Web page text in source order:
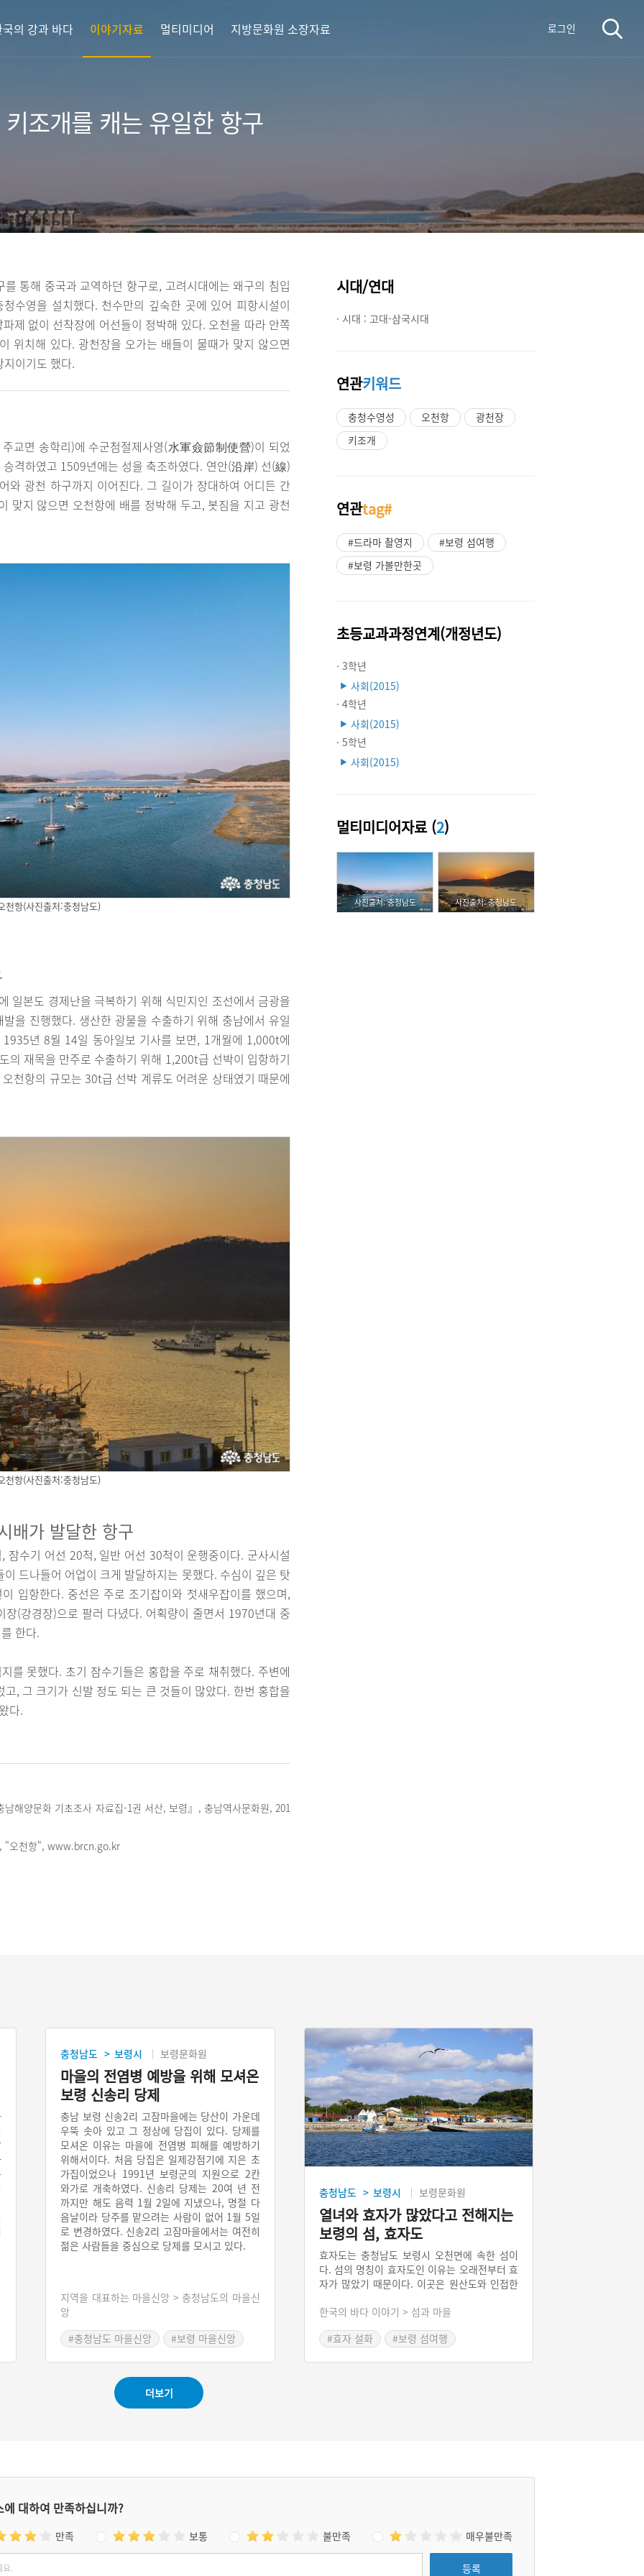
의 강과 바다 이야기자료 멀티미디어 지방문화원 소장자료 로그인
조개를 캐는 유일한 항구
통해 중국과 교역하던 항구로, 고려시대에는 왜구의 침입
수영을 설치했다. 천수만의 깊숙한 곳에 있어 피항시설이
제 없이 선착장에 어선들이 정박해 있다. 오천을 따라 안쪽
위치해 있다. 광천장을 오가는 배들이 물때가 맞지 않으면
이기도 했다.
교면 송학리)에 수군첨절제사영(水軍僉節制使營)이 되었
격하였고 1509년에는 성을 축조하였다. 연안(沿岸) 선(線)
와 광천 하구까지 이어진다. 그 길이가 장대하여 어디든 간
맞지 않으면 오천항에 배를 정박해 두고, 봇짐을 지고 광천
천항(사진출처:충청남도)
일본도 경제난을 극복하기 위해 식민지인 조선에서 금광을
을 진행했다. 생산한 광물을 수출하기 위해 충남에서 유일
년 8월 14일 동아일보 기사를 보면, 1개월에 1,000t에
의 재목을 만주로 수출하기 위해 1,200t급 선박이 입항하기
천항의 규모는 30t급 선박 계류도 어려운 상태였기 때문에
천항(사진출처:충청남도)
배가 발달한 항구
수기 어선 20척, 일반 어선 30척이 운행중이다. 군사시설
드나들어 어업이 크게 발달하지는 못했다. 수심이 깊은 탓
입항한다. 중선은 주로 조기잡이와 젓새우잡이를 했으며,
(강경장)으로 팔러 다녔다. 어획량이 줄면서 1970년대 중
한다.
를 못했다. 초기 잠수기들은 홍합을 주로 채취했다. 주변에
고, 그 크기가 신발 정도 되는 큰 것들이 많았다. 한번 홍합을
다.
해양문화 기초조사 자료집-1권 서산, 보령』, 충남역사문화원, 201
"오천항", www.brcn.go.kr
시대/연대
· 시대 : 고대-삼국시대
연관키워드
충청수영성 오천항
광천장
키조개
연관tag#
#드라마 촬영지
#보령 섬여행
#보령 가볼만한곳
초등교과과정연계(개정년도)
· 3학년
▶ 사회(2015)
· 4학년
▶ 사회(2015)
· 5학년
▶ 사회(2015)
멀티미디어자료 (2)
사진출처: 충청남도 사진출처: 충청남도
충청남도 > 보령시 보령문화원
마을의 전염병 예방을 위해 모셔온
보령 신송리 당제
충남 보령 신송2리 고잠마을에는 당산이 가운데
우뚝 솟아 있고 그 정상에 당집이 있다. 당제를
모셔온 이유는 마을에 전염병 피해를 예방하기
위해서이다. 처음 당집은 일제강점기에 지은 초
가집이었으나 1991년 보령군의 지원으로 2칸
와가로 개축하였다. 신송리 당제는 20여 년 전
까지만 해도 음력 1월 2일에 지냈으나, 명절 다
음날이라 당주를 맡으려는 사람이 없어 1월 5일
로 변경하였다. 신송2리 고잠마을에서는 여전히
젊은 사람들을 중심으로 당제를 모시고 있다.
지역을 대표하는 마을신앙 > 충청남도의 마을신
앙
#충청남도 마을신앙
#보령 마을신앙
충청남도 > 보령시 보령문화원
열녀와 효자가 많았다고 전해지는
보령의 섬, 효자도
효자도는 충청남도 보령시 오천면에 속한 섬이
다. 섬의 명칭이 효자도인 이유는 오래전부터 효
자가 많았기 때문이다. 이곳은 원산도와 인접한
하고 있다. 쌀을 비롯해 마늘 등의 밭작물이 생
등이 잡힌다. 대천항에서 여객선을 타고 한 시간
한국의 바다 이야기 > 섬과 마을
#효자 설화
#보령 섬여행
더보기
대하여 만족하십니까?
만족 보통 불만족 매우불만족
등록